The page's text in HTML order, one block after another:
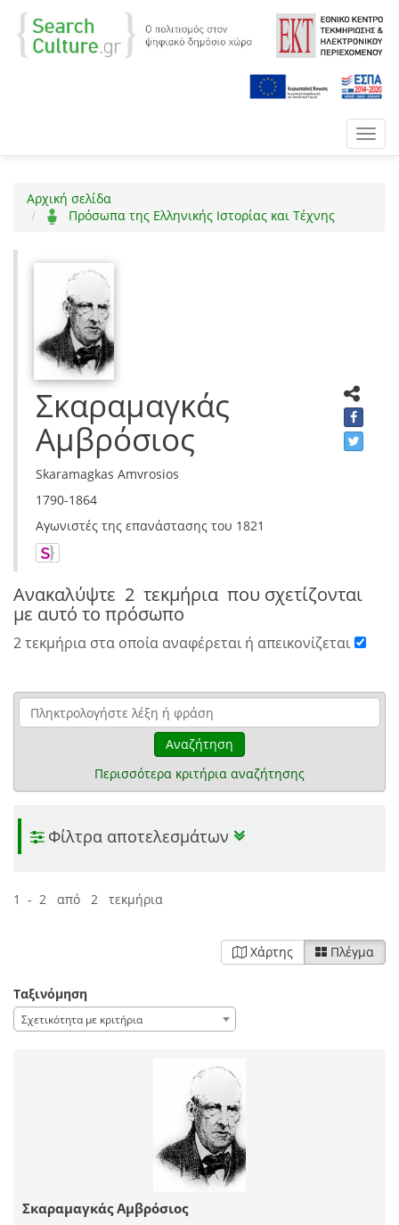
Αρχική σελίδα
Πρόσωπα της Ελληνικής Ιστορίας και Τέχνης
Σκαραμαγκάς
Αμβρόσιος
Skaramagkas Amvrosios
1790-1864
Αγωνιστές της επανάστασης του 1821
Ανακαλύψτε 2 τεκμήρια που σχετίζονται
με αυτό το πρόσωπο
2 τεκμήρια στα οποία αναφέρεται ή απεικονίζεται
Αναζήτηση
Περισσότερα κριτήρια αναζήτησης
Φίλτρα αποτελεσμάτων
1 - 2 από 2 τεκμήρια
Χάρτης Πλέγμα
Ταξινόμηση
Σχετικότητα με κριτήρια
Σκαραμαγκάς Αμβρόσιος